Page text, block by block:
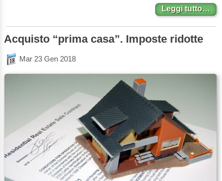
Leggi tutto…
Acquisto “prima casa”. Imposte ridotte
Mar 23 Gen 2018